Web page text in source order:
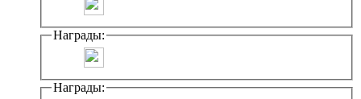
Награды:
Награды: